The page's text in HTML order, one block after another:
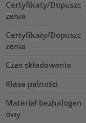
Certyfikaty/Dopuszc
zenia
Certyfikaty/Dopuszc
zenia
Czas składowania
Klasa palności
Materiał bezhalogen
owy